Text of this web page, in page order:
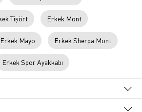
Tişört Erkek Mont
Erkek Mayo Erkek Sherpa Mont
Erkek Spor Ayakkabı